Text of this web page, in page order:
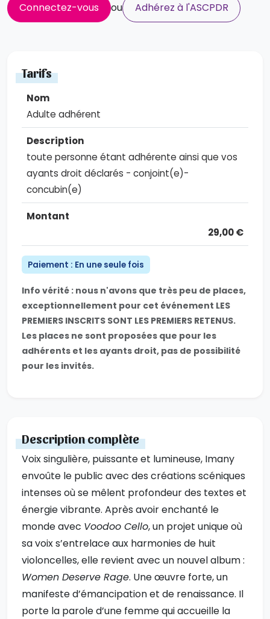
Connectez-vous ou Adhérez à l'ASCPDR
Tarifs
Adulte adhérent
toute personne étant adhérente ainsi que vos
ayants droit déclarés - conjoint(e)-
concubin(e)
29,00 €
Paiement : En une seule fois
Info vérité : nous n'avons que très peu de places,
exceptionnellement pour cet événement LES
PREMIERS INSCRITS SONT LES PREMIERS RETENUS.
Les places ne sont proposées que pour les
adhérents et les ayants droit, pas de possibilité
pour les invités.
Description complète
Voix singulière, puissante et lumineuse, Imany
envoûte le public avec des créations scéniques
intenses où se mêlent profondeur des textes et
énergie vibrante. Après avoir enchanté le
monde avec Voodoo Cello, un projet unique où
sa voix s’entrelace aux harmonies de huit
violoncelles, elle revient avec un nouvel album :
Women Deserve Rage. Une œuvre forte, un
manifeste d’émancipation et de renaissance. Il
porte la parole d’une femme qui accueille la